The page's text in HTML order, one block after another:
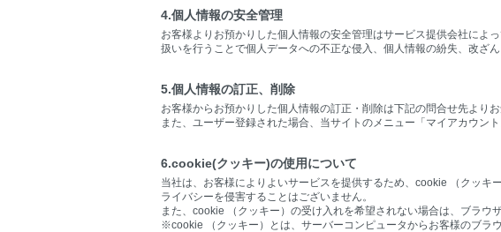
4.個人情報の安全管理
お客様よりお預かりした個人情報の安全管理はサービス提供会社によ
扱いを行うことで個人データへの不正な侵入、個人情報の紛失、改ざ
5.個人情報の訂正、削除
お客様からお預かりした個人情報の訂正・削除は下記の問合せ先よりお
また、ユーザー登録された場合、当サイトのメニュー「マイアカウン
6.cookie(クッキー)の使用について
当社は、お客様によりよいサービスを提供するため、cookie （クッ
ライバシーを侵害することはございません。
また、cookie （クッキー）の受け入れを希望されない場合は、ブラウ
※cookie （クッキー）とは、サーバーコンピュータからお客様のブラ